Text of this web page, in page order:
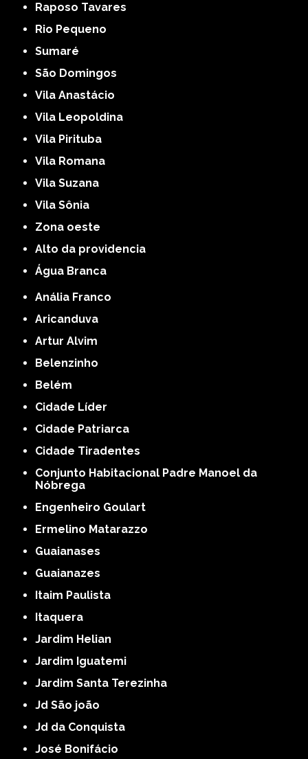
Raposo Tavares
Rio Pequeno
Sumaré
São Domingos
Vila Anastácio
Vila Leopoldina
Vila Pirituba
Vila Romana
Vila Suzana
Vila Sônia
Zona oeste
alto da providencia
Água Branca
Anália Franco
Aricanduva
Artur Alvim
Belenzinho
Belém
Cidade Líder
Cidade Patriarca
Cidade Tiradentes
Conjunto Habitacional Padre Manoel da
Nóbrega
Engenheiro Goulart
Ermelino Matarazzo
Guaianases
Guaianazes
Itaim Paulista
Itaquera
Jardim Helian
Jardim Iguatemi
Jardim Santa Terezinha
Jd São joão
Jd da Conquista
José Bonifácio